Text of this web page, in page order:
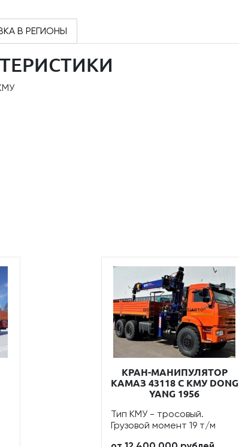
В РЕГИОНЫ
КРАН-МАНИПУЛЯТОР
КАМАЗ 43118 С КМУ DONG
YANG 1956
Тип КМУ - тросовый.
Грузовой момент 19 т/м